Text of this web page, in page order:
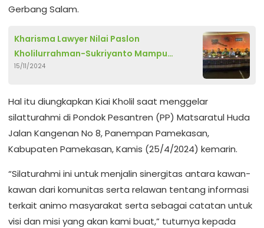
Gerbang Salam.
Kharisma Lawyer Nilai Paslon
Kholilurrahman-Sukriyanto Mampu
Wujudkan Reformasi Hukum di Pamekasan
15/11/2024
Hal itu diungkapkan Kiai Kholil saat menggelar
silatturahmi di Pondok Pesantren (PP) Matsaratul Huda
Jalan Kangenan No 8, Panempan Pamekasan,
Kabupaten Pamekasan, Kamis (25/4/2024) kemarin.
“Silaturahmi ini untuk menjalin sinergitas antara kawan-
kawan dari komunitas serta relawan tentang informasi
terkait animo masyarakat serta sebagai catatan untuk
visi dan misi yang akan kami buat,” tuturnya kepada